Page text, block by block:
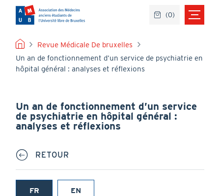
contenu
principal
FIL
D'ARIANE
Revue Médicale De bruxelles
Un an de fonctionnement d’un service de psychiatrie en
hôpital général : analyses et réflexions
Un an de fonctionnement d’un service
de psychiatrie en hôpital général :
analyses et réflexions
RETOUR
FR
EN
(0)